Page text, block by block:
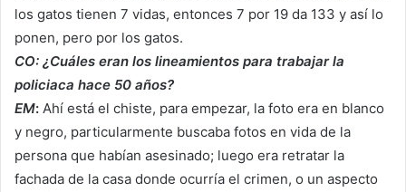
los gatos tienen 7 vidas, entonces 7 por 19 da 133 y así lo
ponen, pero por los gatos.
CO: ¿Cuáles eran los lineamientos para trabajar la
policiaca hace 50 años?
EM: Ahí está el chiste, para empezar, la foto era en blanco
y negro, particularmente buscaba fotos en vida de la
persona que habían asesinado; luego era retratar la
fachada de la casa donde ocurría el crimen, o un aspecto